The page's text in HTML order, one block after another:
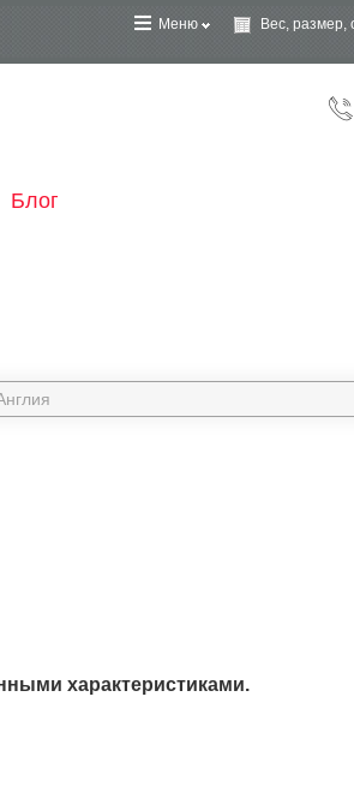
Меню Вес, размер,
Блог
характеристиками.